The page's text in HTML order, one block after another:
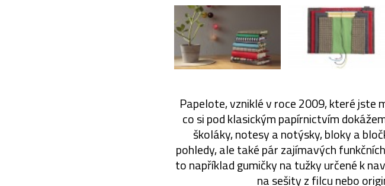
Papelote, vzniklé v roce 2009, které jste
co si pod klasickým papírnictvím
školáky, notesy a notýsky, bloky a
pohledy, ale také pár zajímavých
to například gumičky na tužky určené k
na sešity z filcu nebo